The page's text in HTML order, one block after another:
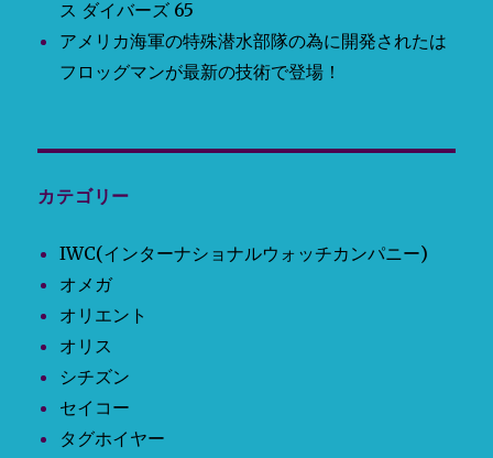
ス ダイバーズ 65
アメリカ海軍の特殊潜水部隊の為に開発されたは
フロッグマンが最新の技術で登場！
カテゴリー
IWC(インターナショナルウォッチカンパニー)
オメガ
オリエント
オリス
シチズン
セイコー
タグホイヤー